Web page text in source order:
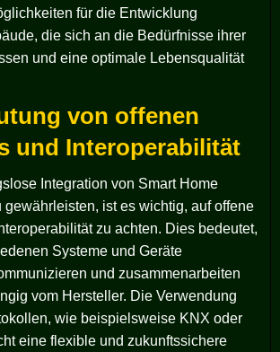
für die Entwicklung
die sich an die Bedürfnisse ihrer
und eine optimale Lebensqualität
von offenen
und Interoperabilität
Integration von Smart Home
gewährleisten, ist es wichtig, auf offene
zu achten. Dies bedeutet,
Systeme und Geräte
und zusammenarbeiten
vom Hersteller. Die Verwendung
wie beispielsweise KNX oder
eine flexible und zukunftssichere